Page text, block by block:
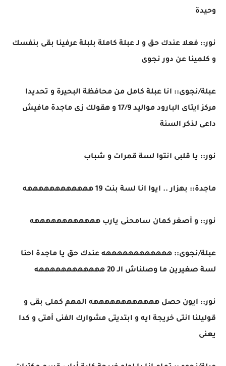
وحيدة
نور:: فعلا عندك حق و لـ عبلة كاملة بلبلة عرفينا بقى بنفسك
و كلمينا عن دور نجوى
عبلة/نجوى:: انا عبلة كامل من محافظة البحيرة و تحديدا
مركز ايتاى البارود مواليد 17/9 و هقولك زى ماجدة مافيش
داعى لذكر السنة
نور:: يا قلبى انتوا لسة قمرات و شباب
ماجدة:: بهزار .. ايوا انا لسة بنت 19 ههههههههههههه
نور:: و أصغر كمان سامحنى يارب ههههههههههههه
عبلة/نجوى:: ههههههههههههه عندك حق يا ماجدة احنا
لسة صغيرين ما وصلناش الـ 20 ههههههههههههه
نور:: ايون حصل ههههههههههههه المهم كملى بقى و
قوليلنا انتى خريجة ايه و ابتديتى مشوارك الفنى أمتى و كدا
يعنى